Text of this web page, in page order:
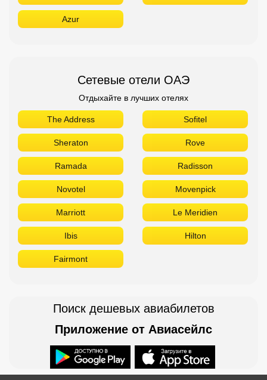
Azur
Сетевые отели ОАЭ
Отдыхайте в лучших отелях
The Address Sofitel
Sheraton Rove
Ramada Radisson
Novotel Movenpick
Marriott Le Meridien
Ibis Hilton
Fairmont
Поиск дешевых авиабилетов
Приложение от Авиасейлс